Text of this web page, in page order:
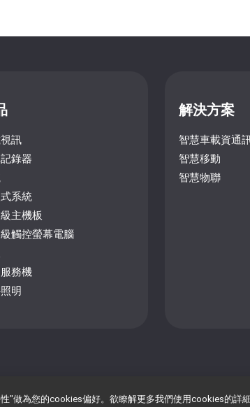
訊
錄器
系統
主機板
觸控螢幕電腦
務機
明
解決方案
智慧車載資通
智慧移動
智慧物聯
"做為您的cookies偏好。欲瞭解更多我們使用cookies的詳